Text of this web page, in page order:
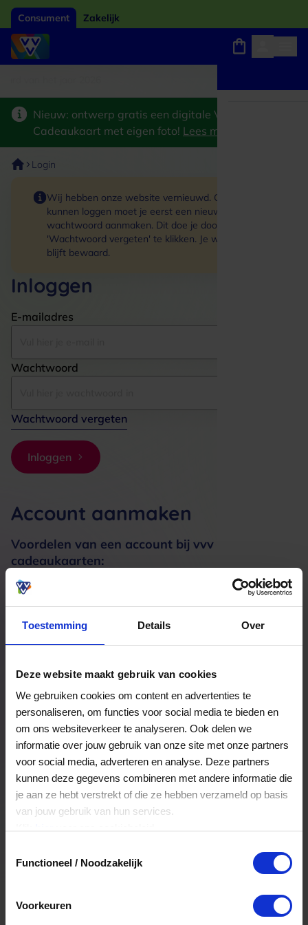
Toestemming Details Over
Deze website maakt gebruik van cookies
We gebruiken cookies om content en advertenties te
personaliseren, om functies voor social media te bieden en
om ons websiteverkeer te analyseren. Ook delen we
informatie over jouw gebruik van onze site met onze partners
voor social media, adverteren en analyse. Deze partners
kunnen deze gegevens combineren met andere informatie die
je aan ze hebt verstrekt of die ze hebben verzameld op basis
van jouw gebruik van hun services.
Functioneel / Noodzakelijk
Voorkeuren
Consument Zakelijk
Nieuw: ontwerp gratis een digitale VVV
Cadeaukaart met eigen foto! Lees meer
Login
Wij hebben onze website vernieuwd. Om in te
kunnen loggen moet je eerst een nieuw
wachtwoord aanmaken. Dit doe je door op de link
'Wachtwoord vergeten' te klikken. Je winkelmand
blijft bewaard.
Inloggen
E-mailadres
Wachtwoord
Wachtwoord vergeten
Inloggen
Account aanmaken
Voordelen van een account bij vvv
cadeaukaarten:
Meerdere adressen registreren
Een bestelling volgen
Nog veel meer...
Maak account aan